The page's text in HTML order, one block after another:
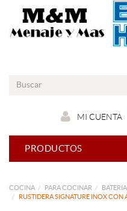
MI CUENTA
PRODUCTOS
COCINA PARA COCINAR
RUSTIDERA SIGNATURE INOX CON